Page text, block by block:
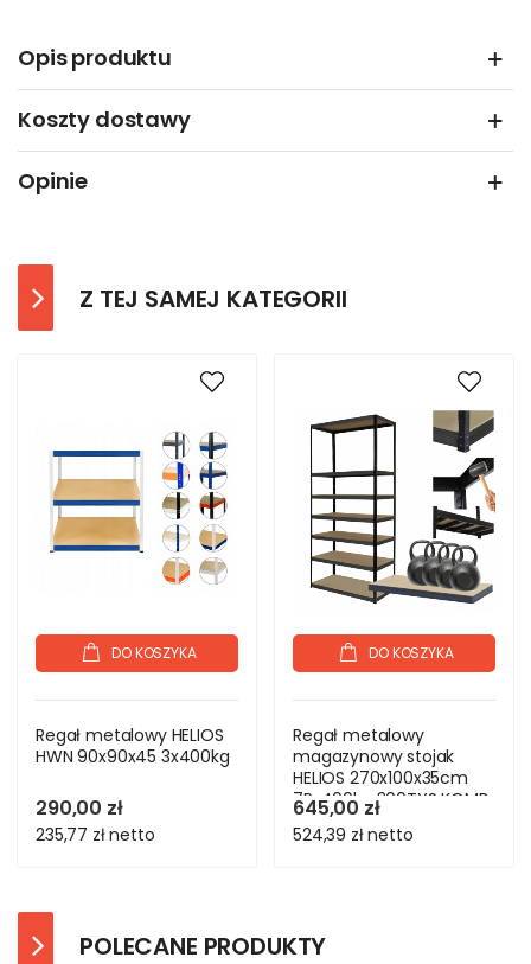
Opis produktu
Koszty dostawy
Opinie
Z TEJ SAMEJ KATEGORII
DO KOSZYKA
Regał metalowy HELIOS
HWN 90x90x45 3x400kg
290,00 zł
235,77 złnetto
DO KOSZYKA
Regał metalowy
magazynowy stojak
HELIOS 270x100x35cm
7Px400kg 300TYS KOMB
645,00 zł
524,39 złnetto
POLECANE PRODUKTY